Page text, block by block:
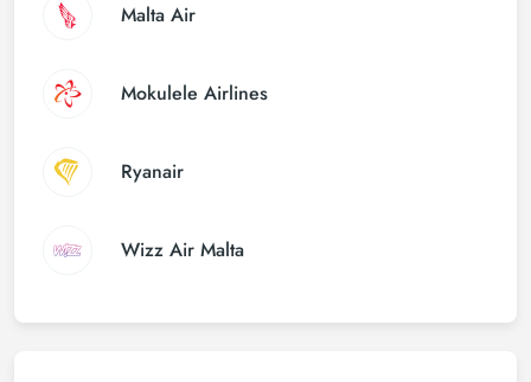
Malta Air
Mokulele Airlines
Ryanair
Wizz Air Malta